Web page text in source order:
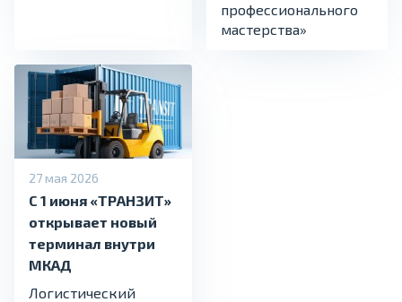
профессионального
мастерства»
27 мая 2026
С 1 июня «ТРАНЗИТ»
открывает новый
терминал внутри
МКАД
Логистический